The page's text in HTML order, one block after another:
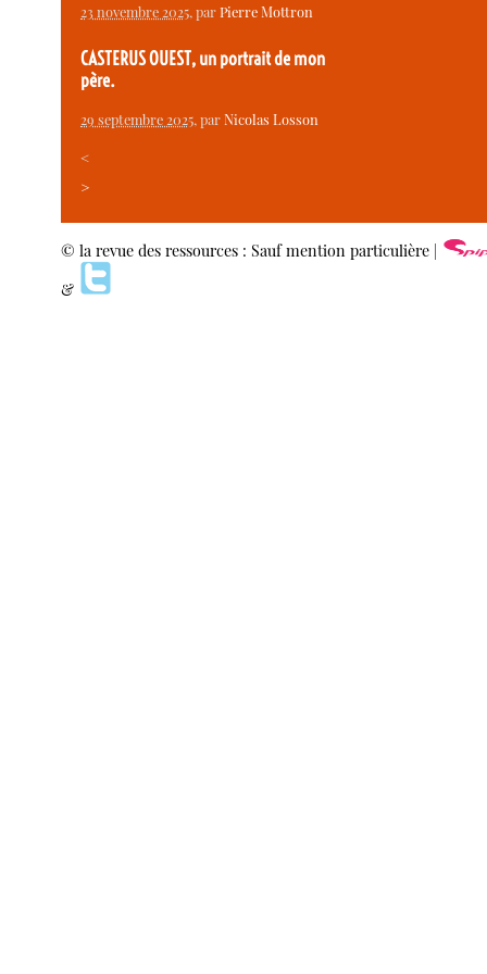
23 novembre 2025, parPierre Mottron
CASTERUS OUEST, un portrait de mon
père.
29 septembre 2025, parNicolas Losson
<
>
© la revue des ressources : Sauf mention particulière |
&